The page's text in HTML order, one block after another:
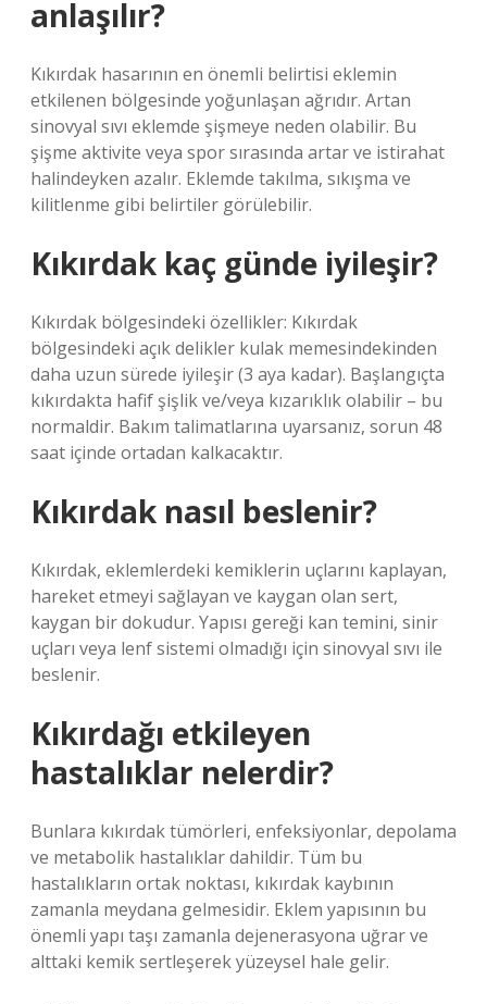
anlaşılır?
Kıkırdak hasarının en önemli belirtisi eklemin
etkilenen bölgesinde yoğunlaşan ağrıdır. Artan
sinovyal sıvı eklemde şişmeye neden olabilir. Bu
şişme aktivite veya spor sırasında artar ve istirahat
halindeyken azalır. Eklemde takılma, sıkışma ve
kilitlenme gibi belirtiler görülebilir.
Kıkırdak kaç günde iyileşir?
Kıkırdak bölgesindeki özellikler: Kıkırdak
bölgesindeki açık delikler kulak memesindekinden
daha uzun sürede iyileşir (3 aya kadar). Başlangıçta
kıkırdakta hafif şişlik ve/veya kızarıklık olabilir – bu
normaldir. Bakım talimatlarına uyarsanız, sorun 48
saat içinde ortadan kalkacaktır.
Kıkırdak nasıl beslenir?
Kıkırdak, eklemlerdeki kemiklerin uçlarını kaplayan,
hareket etmeyi sağlayan ve kaygan olan sert,
kaygan bir dokudur. Yapısı gereği kan temini, sinir
uçları veya lenf sistemi olmadığı için sinovyal sıvı ile
beslenir.
Kıkırdağı etkileyen
hastalıklar nelerdir?
Bunlara kıkırdak tümörleri, enfeksiyonlar, depolama
ve metabolik hastalıklar dahildir. Tüm bu
hastalıkların ortak noktası, kıkırdak kaybının
zamanla meydana gelmesidir. Eklem yapısının bu
önemli yapı taşı zamanla dejenerasyona uğrar ve
alttaki kemik sertleşerek yüzeysel hale gelir.